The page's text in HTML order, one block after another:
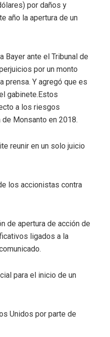
por daños y
año la apertura de un
Bayer ante el Tribunal de
por un monto
prensa. Y agregó que es
gabinete.Estos
a los riesgos
Monsanto en 2018.
reunir en un solo juicio
los accionistas contra
de apertura de acción de
ligados a la
para el inicio de un
Unidos por parte de